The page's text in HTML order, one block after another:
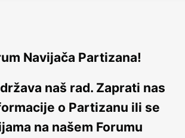
Navijača Partizana!
naš rad. Zaprati nas
o Partizanu ili se
na našem Forumu